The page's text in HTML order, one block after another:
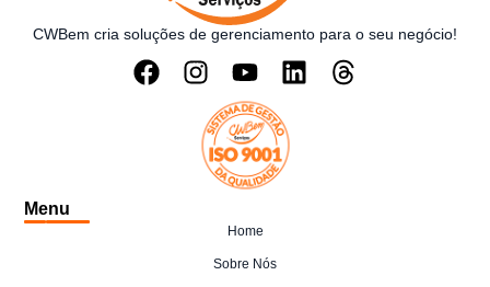
CWBem cria soluções de gerenciamento para o seu negócio!
Menu
Home
Sobre Nós